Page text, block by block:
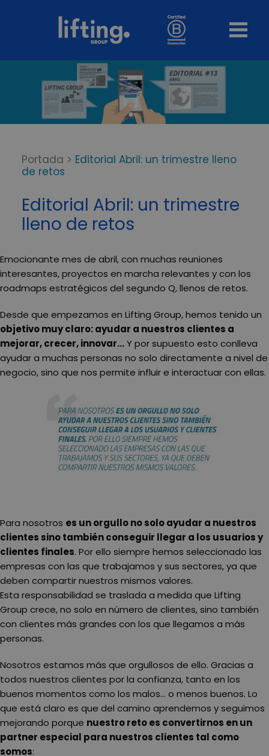
Portada > Editorial Abril: un trimestre lleno
de retos
Editorial Abril: un trimestre
lleno de retos
Emocionante mes de abril, con muchas reuniones
interesantes, proyectos en marcha relevantes y con los
roadmaps estratégicos del segundo Q, llenos de retos.
Desde que empezamos en Lifting Group, hemos tenido un
objetivo muy claro: ayudar a nuestros clientes a
mejorar, crecer, innovar…Y por supuesto esto conlleva
ayudar a muchas personas no solo directamente a nivel de
negocio, sino que nos permite influir e interactuar con ellas.
Para nosotros es un orgullo no solo ayudar a nuestros
clientes sino también conseguir llegar a los usuarios y
clientes finales. Por ello siempre hemos seleccionado las
empresas con las que trabajamos y sus sectores, ya que
deben compartir nuestros mismos valores.
Esta responsabilidad se traslada a medida que Lifting
Group crece, no solo en número de clientes, sino también
con clientes más grandes con los que llegamos a más
personas.
Nosotros estamos más que orgullosos de ello. Gracias a
todos nuestros clientes por la confianza, tanto en los
buenos momentos como los malos… o menos buenos. Lo
que está claro es que del camino aprendemos y seguimos
mejorando porque nuestro reto es convertirnos en un
partner especial para nuestros clientes tal como
somos: